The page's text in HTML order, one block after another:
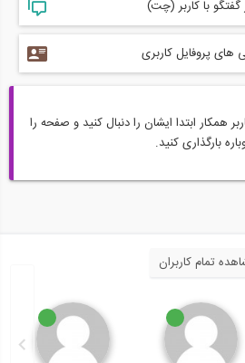
گفتگو با کاربر (چت)
های پروفایل کاربری
همکار ابتدا ایشان را دنبال کنید و صفحه را
بارگذاری کنید.
تمام کاربران